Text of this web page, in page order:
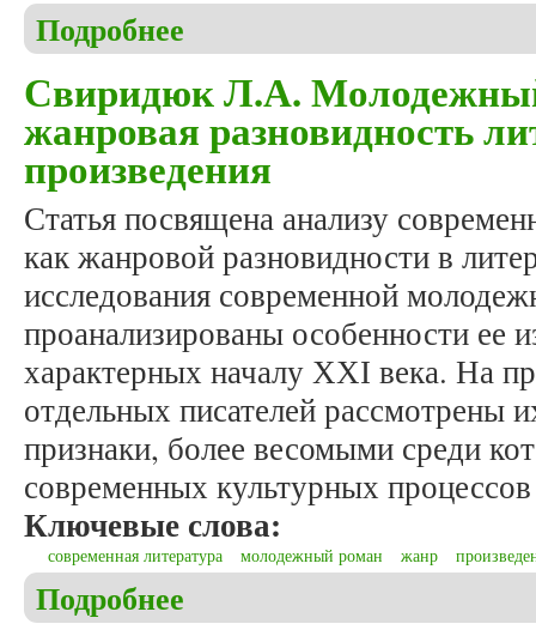
Подробнее
Свиридюк Л.А.
жанровая разновидность
произведения
Статья посвящена анализу
как жанровой разновидности в
исследования современной
проанализированы особенности ее
характерных началу ХХІ века. На
отдельных писателей рассмотрены
признаки, более весомыми среди
современных культурных
Ключевые слова:
современная литература молодежный роман жанр
Подробнее